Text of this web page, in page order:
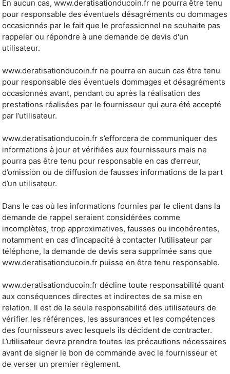
En aucun cas, www.deratisationducoin.fr ne pourra être tenu
pour responsable des éventuels désagréments ou dommages
occasionnés par le fait que le professionnel ne souhaite pas
rappeler ou répondre à une demande de devis d'un
utilisateur.
www.deratisationducoin.fr ne pourra en aucun cas être tenu
pour responsable des éventuels dommages et désagréments
occasionnés avant, pendant ou après la réalisation des
prestations réalisées par le fournisseur qui aura été accepté
par l’utilisateur.
www.deratisationducoin.fr s’efforcera de communiquer des
informations à jour et vérifiées aux fournisseurs mais ne
pourra pas être tenu pour responsable en cas d’erreur,
d’omission ou de diffusion de fausses informations de la part
d’un utilisateur.
Dans le cas où les informations fournies par le client dans la
demande de rappel seraient considérées comme
incomplètes, trop approximatives, fausses ou incohérentes,
notamment en cas d’incapacité à contacter l’utilisateur par
téléphone, la demande de devis sera supprimée sans que
www.deratisationducoin.fr puisse en être tenu responsable.
www.deratisationducoin.fr décline toute responsabilité quant
aux conséquences directes et indirectes de sa mise en
relation. Il est de la seule responsabilité des utilisateurs de
vérifier les références, les assurances et les compétences
des fournisseurs avec lesquels ils décident de contracter.
L’utilisateur devra prendre toutes les précautions nécessaires
avant de signer le bon de commande avec le fournisseur et
de verser un premier règlement.